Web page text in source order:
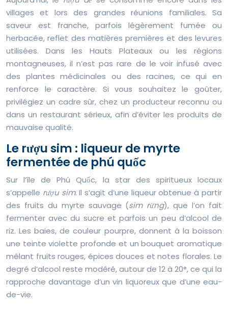
villages et lors des grandes réunions familiales. Sa
saveur est franche, parfois légèrement fumée ou
herbacée, reflet des matières premières et des levures
utilisées. Dans les Hauts Plateaux ou les régions
montagneuses, il n’est pas rare de le voir infusé avec
des plantes médicinales ou des racines, ce qui en
renforce le caractère. Si vous souhaitez le goûter,
privilégiez un cadre sûr, chez un producteur reconnu ou
dans un restaurant sérieux, afin d’éviter les produits de
mauvaise qualité.
Le rượu sim : liqueur de myrte
fermentée de phú quốc
Sur l’île de Phú Quốc, la star des spiritueux locaux
s’appelle rượu sim. Il s’agit d’une liqueur obtenue à partir
des fruits du myrte sauvage (sim rừng), que l’on fait
fermenter avec du sucre et parfois un peu d’alcool de
riz. Les baies, de couleur pourpre, donnent à la boisson
une teinte violette profonde et un bouquet aromatique
mêlant fruits rouges, épices douces et notes florales. Le
degré d’alcool reste modéré, autour de 12 à 20°, ce qui la
rapproche davantage d’un vin liquoreux que d’une eau-
de-vie.